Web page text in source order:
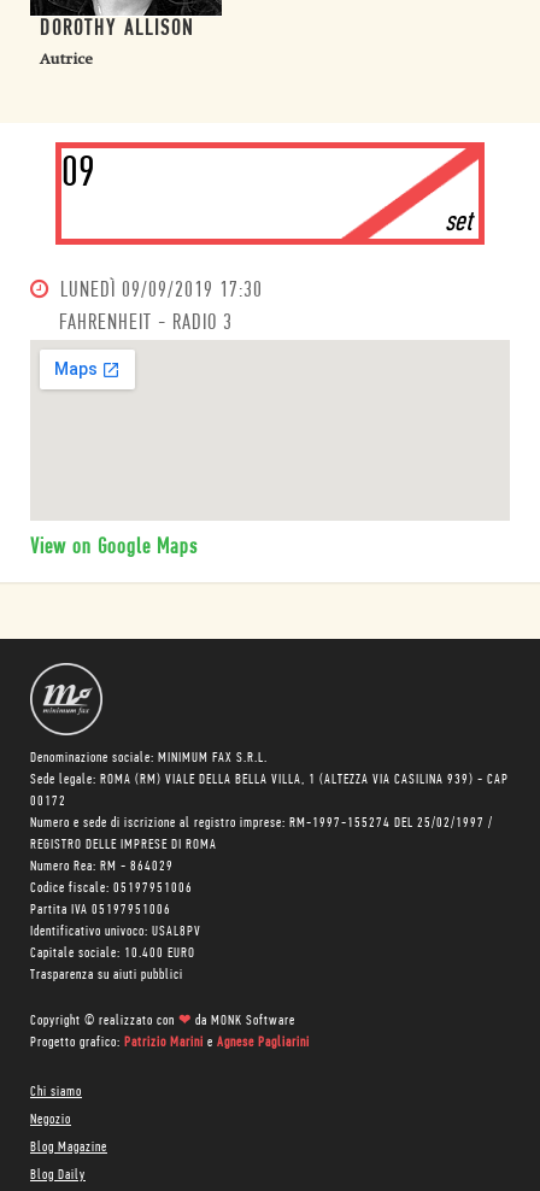
DOROTHY ALLISON
Autrice
09
set
LUNEDÌ 09/09/2019 17:30
FAHRENHEIT - RADIO 3
View on Google Maps
Denominazione sociale: MINIMUM FAX S.R.L.
Sede legale: ROMA (RM) VIALE DELLA BELLA VILLA, 1 (ALTEZZA VIA CASILINA 939) - CAP
00172
Numero e sede di iscrizione al registro imprese: RM-1997-155274 DEL 25/02/1997 /
REGISTRO DELLE IMPRESE DI ROMA
Numero Rea: RM - 864029
Codice fiscale: 05197951006
Partita IVA 05197951006
Identificativo univoco: USAL8PV
Capitale sociale: 10.400 EURO
Trasparenza su aiuti pubblici
Copyright © realizzato con ❤ da MONK Software
Progetto grafico: Patrizio Marini e Agnese Pagliarini
Chi siamo
Negozio
Blog Magazine
Blog Daily